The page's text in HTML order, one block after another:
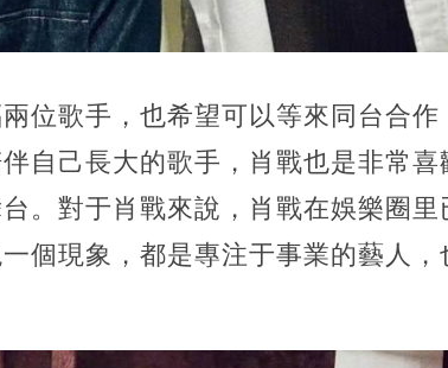
位歌手，也希望可以等來同台合作
自己長大的歌手，肖戰也是非常喜
。對于肖戰來說，肖戰在娛樂圈里
個現象，都是專注于事業的藝人，